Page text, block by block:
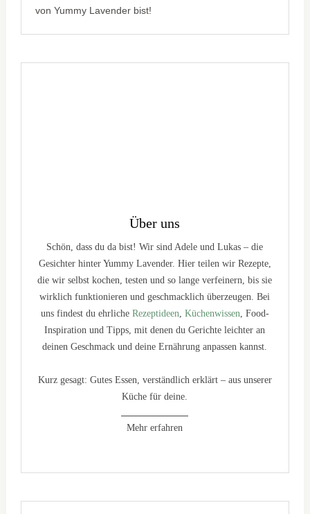
von Yummy Lavender bist!
Über uns
Schön, dass du da bist! Wir sind Adele und Lukas – die
Gesichter hinter Yummy Lavender. Hier teilen wir Rezepte,
die wir selbst kochen, testen und so lange verfeinern, bis sie
wirklich funktionieren und geschmacklich überzeugen. Bei
uns findest du ehrliche Rezeptideen Küchenwissen , Food-
Inspiration und Tipps, mit denen du Gerichte leichter an
deinen Geschmack und deine Ernährung anpassen kannst.
Kurz gesagt: Gutes Essen, verständlich erklärt – aus unserer
Küche für deine.
Mehr erfahren